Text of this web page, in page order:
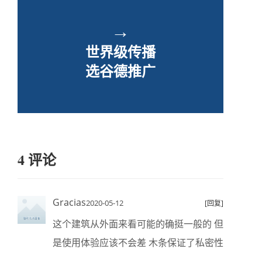
→
世界级传播
选谷德推广
4 评论
Gracias2020-05-12 [回复]
这个建筑从外面来看可能的确挺一般的 但
是使用体验应该不会差 木条保证了私密性